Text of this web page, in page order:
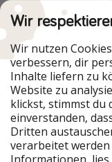
Urlaubspiraten ist
Unsere Märkte
PiratinViaggio
VakantiePiraten
VoyagesPirates
Urlaubspiraten
TravelPirates
Wir
Wir nutzen
verbessern, dir
Inhalte liefern zu
Website zu
klickst, stimmst du
einverstanden,
Dritten
verarbeitet